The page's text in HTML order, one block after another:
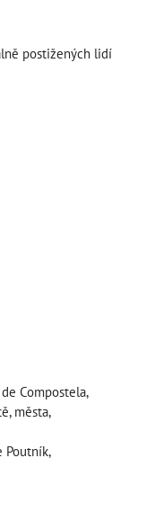
postižených lidí
Compostela,
města,
Poutník,